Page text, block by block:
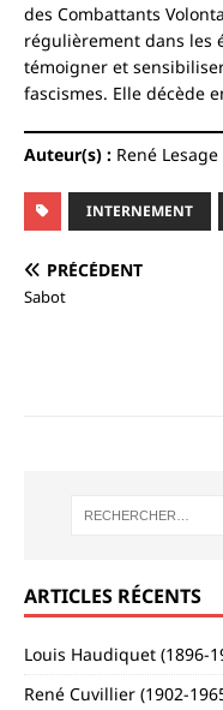
des Combattants
régulièrement dans les
témoigner et
fascismes. Elle décède
Auteur(s) : René Lesage
INTERNEMENT
PRÉCÉDENT
Sabot
ARTICLES RÉCENTS
Louis Haudiquet (1896-
René Cuvillier (1902-